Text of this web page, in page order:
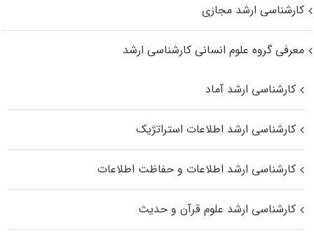
کارشناسی ارشد مجازی
معرفی گروه علوم انسانی کارشناسی ارشد
کارشناسی ارشد آماد
کارشناسی ارشد اطلاعات استراتژیک
کارشناسی ارشد اطلاعات و حفاظت اطلاعات
کارشناسی ارشد علوم قرآن و حدیث